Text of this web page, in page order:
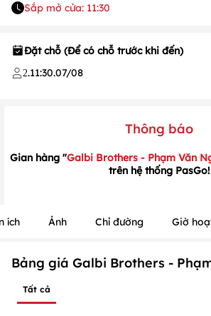
Sắp mở cửa: 11:30
Đặt chỗ (Để có chỗ trước khi đến)
2.11:30.07/08
Thông báo
Gian hàng "Galbi Brothers - Phạm Văn
trên hệ thống PasGo!
ích Ảnh Chỉ đường Giờ
Bảng giá Galbi Brothers -
Tất cả